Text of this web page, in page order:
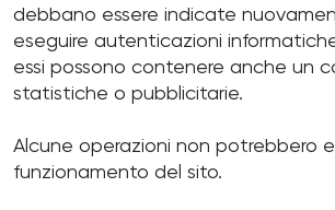
debbano essere indicate
eseguire autenticazioni
essi possono contenere anche un
statistiche o pubblicitarie.
Alcune operazioni non potrebbero
funzionamento del sito.